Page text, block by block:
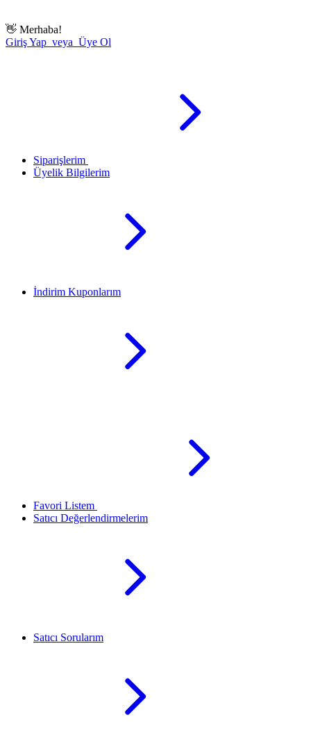
👋 Merhaba!
Giriş Yap veya Üye Ol
Siparişlerim
Üyelik Bilgilerim
İndirim Kuponlarım
Favori Listem
Satıcı Değerlendirmelerim
Satıcı Sorularım